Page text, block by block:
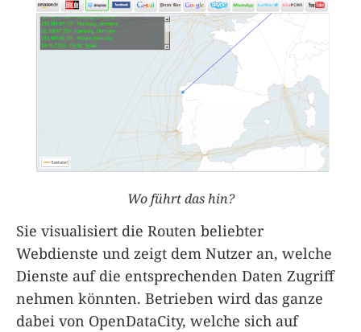
Wo führt das hin?
Sie visualisiert die Routen beliebter
Webdienste und zeigt dem Nutzer an, welche
Dienste auf die entsprechenden Daten Zugriff
nehmen könnten. Betrieben wird das ganze
dabei von OpenDataCity, welche sich auf